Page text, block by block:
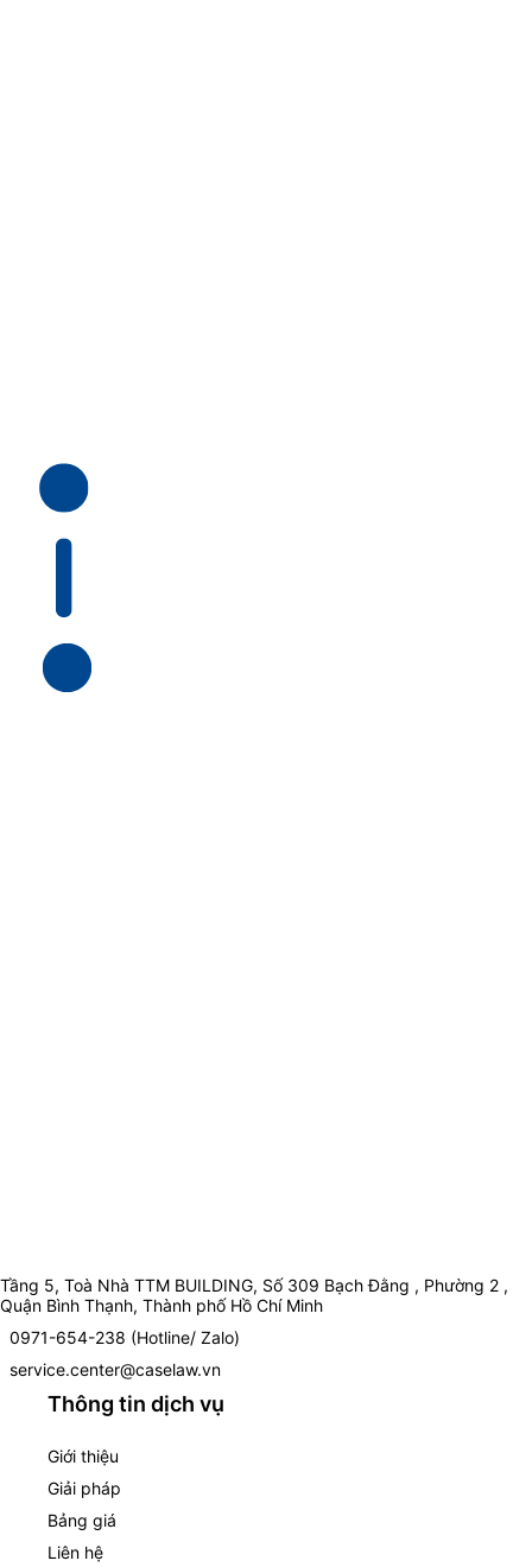
Tầng 5, Toà Nhà TTM BUILDING, Số 309 Bạch Đằng , Phường 2 ,
Quận Bình Thạnh, Thành phố Hồ Chí Minh
0971-654-238 (Hotline/ Zalo)
service.center@caselaw.vn
Thông tin dịch vụ
Giới thiệu
Giải pháp
Bảng giá
Liên hệ